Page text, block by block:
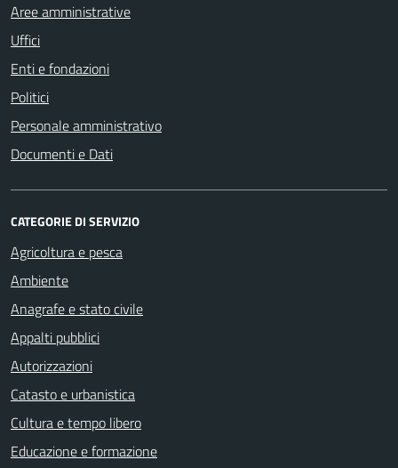
Aree amministrative
Uffici
Enti e fondazioni
Politici
Personale amministrativo
Documenti e Dati
CATEGORIE DI SERVIZIO
Agricoltura e pesca
Ambiente
Anagrafe e stato civile
Appalti pubblici
Autorizzazioni
Catasto e urbanistica
Cultura e tempo libero
Educazione e formazione